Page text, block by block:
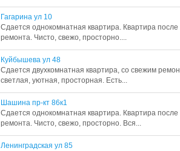
Гагарина ул 10
Сдается однокомнатная квартира. Квартира после
ремонта. Чисто, свежо, просторно....
Куйбышева ул 48
Сдается двухкомнатная квартира, со свежим
светлая, уютная, просторная. Есть...
Шашина пр-кт 86к1
Сдается однокомнатная квартира. Квартира после
ремонта. Чисто, свежо, просторно. Вся...
Ленинградская ул 85